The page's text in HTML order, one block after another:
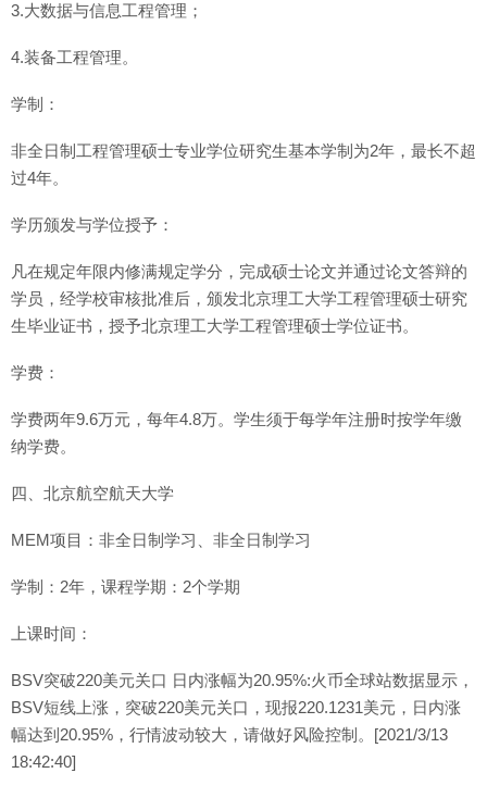
3.大数据与信息工程管理；
4.装备工程管理。
学制：
非全日制工程管理硕士专业学位研究生基本学制为2年，最长不超
过4年。
学历颁发与学位授予：
凡在规定年限内修满规定学分，完成硕士论文并通过论文答辩的
学员，经学校审核批准后，颁发北京理工大学工程管理硕士研究
生毕业证书，授予北京理工大学工程管理硕士学位证书。
学费：
学费两年9.6万元，每年4.8万。学生须于每学年注册时按学年缴
纳学费。
四、北京航空航天大学
MEM项目：非全日制学习、非全日制学习
学制：2年，课程学期：2个学期
上课时间：
BSV突破220美元关口 日内涨幅为20.95%:火币全球站数据显示，
BSV短线上涨，突破220美元关口，现报220.1231美元，日内涨
幅达到20.95%，行情波动较大，请做好风险控制。[2021/3/13
18:42:40]